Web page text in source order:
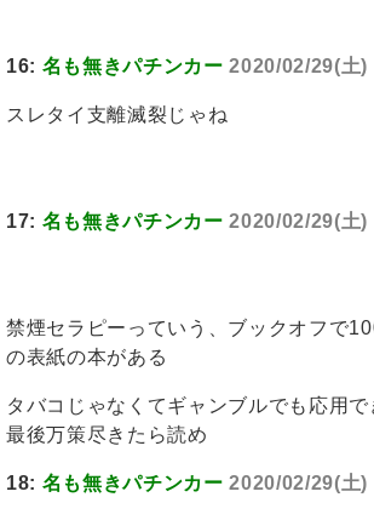
16: 名も無きパチンカー 2020/02/29(土
スレタイ支離滅裂じゃね
17: 名も無きパチンカー 2020/02/29(土
禁煙セラピーっていう、ブックオフで
の表紙の本がある
タバコじゃなくてギャンブルでも応用
最後万策尽きたら読め
18: 名も無きパチンカー 2020/02/29(土